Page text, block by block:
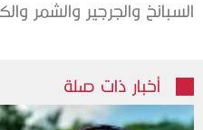
السبانخ ‫والجرجير والشمر
أخبار ذات صلة